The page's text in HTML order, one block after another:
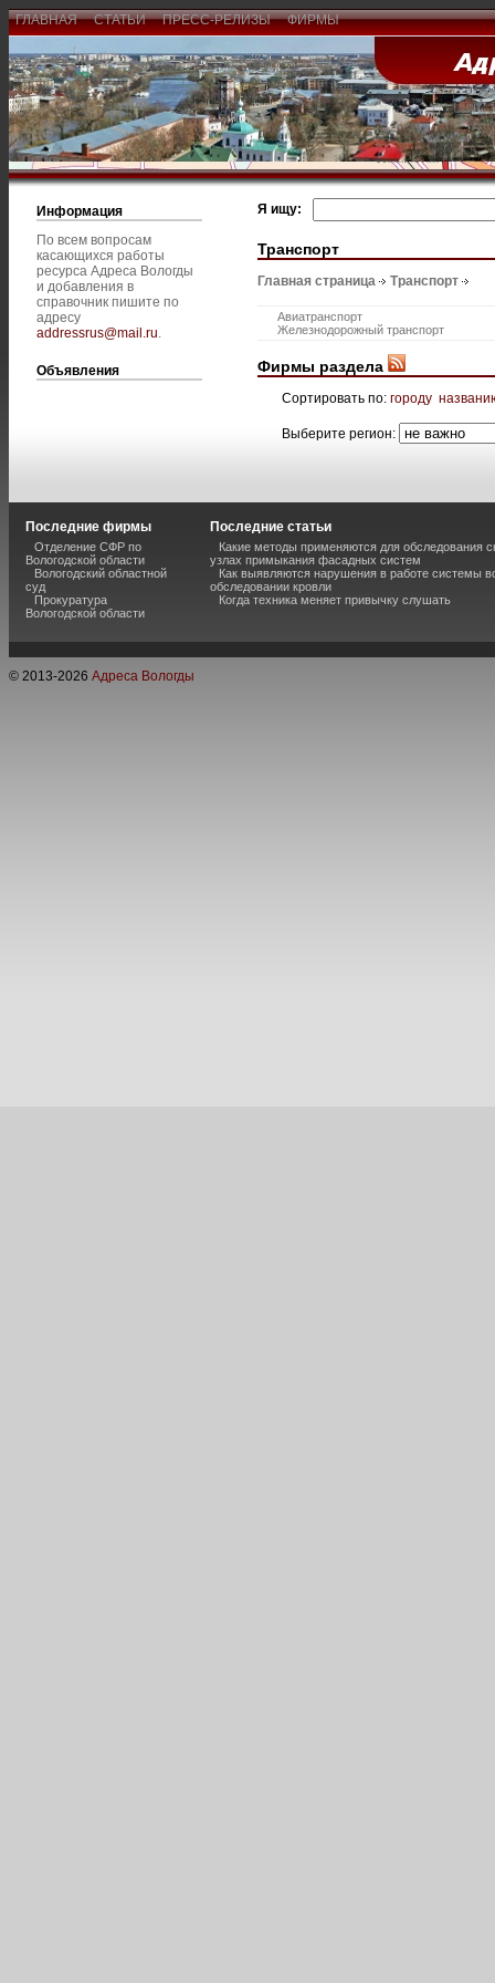
ГЛАВНАЯ СТАТЬИ ПРЕСС-РЕЛИЗЫ ФИРМЫ
Информация
По всем вопросам
касающихся работы
ресурса Адреса Вологды
и добавления в
справочник пишите по
адресу
addressrus@mail.ru.
Объявления
Я ищу:
Транспорт
Главная страница Транспорт
Авиатранспорт
Железнодорожный транспорт
Фирмы раздела
Сортировать по: городу
Выберите регион:
Последние фирмы
Отделение СФР по
Вологодской области
Вологодский областной
суд
Прокуратура
Вологодской области
Последние статьи
Какие методы применяются для обследования
узлах примыкания фасадных систем
Как выявляются нарушения в работе системы
обследовании кровли
Когда техника меняет привычку слушать
© 2013-2026 Адреса Вологды